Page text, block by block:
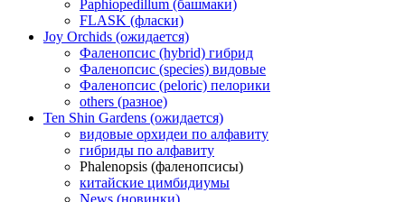
Paphiopedillum (башмаки)
FLASK (фласки)
Joy Orchids (ожидается)
Фаленопсис (hybrid) гибрид
Фаленопсис (species) видовые
Фаленопсис (peloric) пелорики
others (разное)
Ten Shin Gardens (ожидается)
видовые орхидеи по алфавиту
гибриды по алфавиту
Phalenopsis (фаленопсисы)
китайские цимбидиумы